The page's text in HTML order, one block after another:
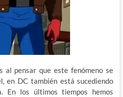
al pensar que este fenómeno se
en DC también está sucediendo
En los últimos tiempos hemos